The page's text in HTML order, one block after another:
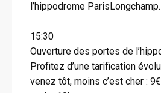
l’hippodrome ParisLongchamp.
15:30
Ouverture des portes de
Profitez d’une tarification
venez tôt, moins c’est cher :